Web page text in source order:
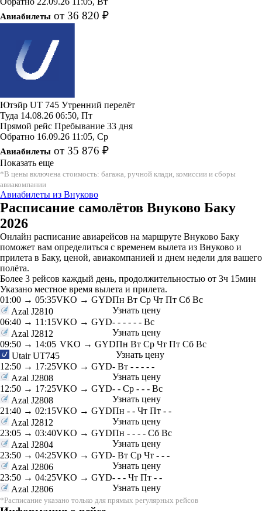
Авиабилеты от 36 820 ₽
Ютэйр UT 745 Утренний перелёт
Туда 14.08.26 06:50, Пт
Прямой рейс Пребывание 33 дня
Обратно 16.09.26 11:05, Ср
Авиабилеты от 35 876 ₽
Показать еще
*В цены включена стоимость: багажа, ручной клади, комиссии и сборы
авиакомпании
Авиабилеты из Внуково
Расписание самолётов Внуково Баку
2026
Онлайн расписание авиарейсов на маршруте Внуково Баку
поможет вам определиться с временем вылета из Внуково и
прилета в Баку, ценой, авиакомпанией и днем недели для вашего
полёта.
Более 3 рейсов каждый день, продолжительностью от 3ч 15мин
Указано местное время вылета и прилета.
01:00 → 05:35
Azal J2810
VKO → GYDПн Вт Ср Чт Пт Сб Вс
Узнать цену
06:40 → 11:15
Azal J2812
VKO → GYD- - - - - - Вс
Узнать цену
09:50 → 14:05
UtairUT745
VKO → GYDПн Вт Ср Чт Пт Сб Вс
Узнать цену
12:50 → 17:25
Azal J2808
VKO → GYD- Вт - - - - -
Узнать цену
12:50 → 17:25
Azal J2808
VKO → GYD- - Ср - - - Вс
Узнать цену
21:40 → 02:15
Azal J2812
VKO → GYDПн - - Чт Пт - -
Узнать цену
23:05 → 03:40
Azal J2804
VKO → GYDПн - - - - Сб Вс
Узнать цену
23:50 → 04:25
Azal J2806
VKO → GYD- Вт Ср Чт - - -
Узнать цену
23:50 → 04:25
Azal J2806
VKO → GYD- - - Чт Пт - -
Узнать цену
*Расписание указано только для прямых регулярных рейсов